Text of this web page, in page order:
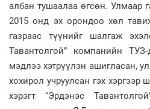
албан тушаалаа өгсөн. Улмаар
2015 онд эх орондоо хөл
газраас түүнийг шалгаж
Тавантолгой” компанийн
мэдлээ хэтрүүлэн ашигласан,
хохирол учруулсан гэх хэргээр
хэрэгт “Эрдэнэс